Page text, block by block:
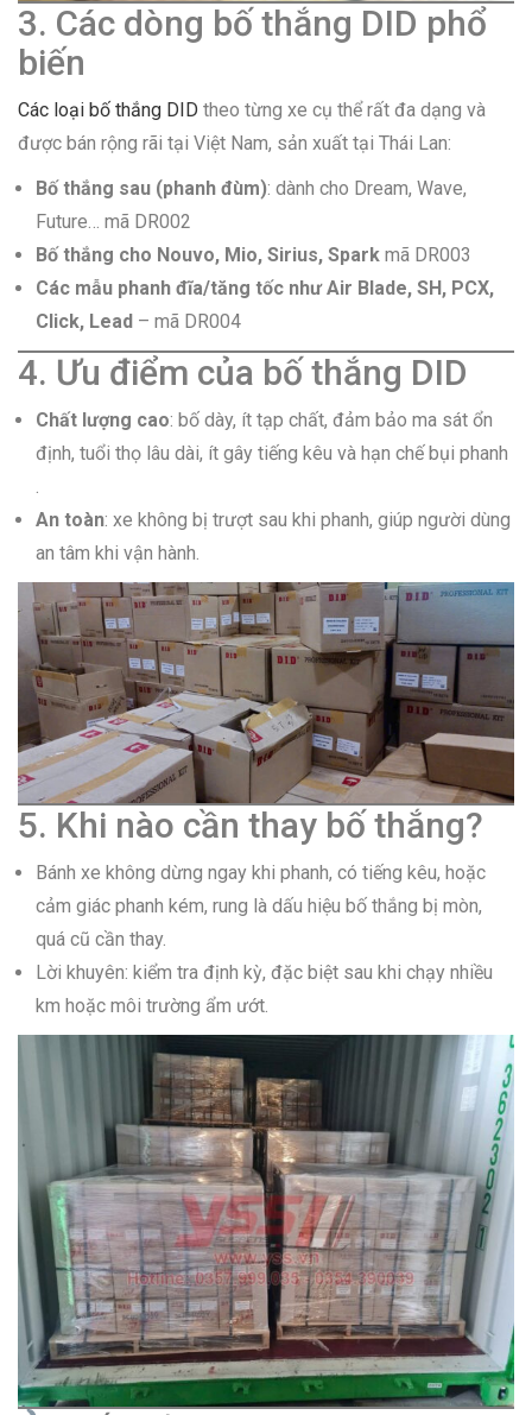
3. Các dòng bố thắng DID phổ
biến
Các loại bố thắng DID theo từng xe cụ thể rất đa dạng và
được bán rộng rãi tại Việt Nam, sản xuất tại Thái Lan:
Bố thắng sau (phanh đùm): dành cho Dream, Wave,
Future… mã DR002
Bố thắng cho Nouvo, Mio, Sirius, Spark mã DR003
Các mẫu phanh đĩa/tăng tốc như Air Blade, SH, PCX,
Click, Lead – mã DR004
4. Ưu điểm của bố thắng DID
Chất lượng cao: bố dày, ít tạp chất, đảm bảo ma sát ổn
định, tuổi thọ lâu dài, ít gây tiếng kêu và hạn chế bụi phanh
An toàn: xe không bị trượt sau khi phanh, giúp người dùng
an tâm khi vận hành.
5. Khi nào cần thay bố thắng?
Bánh xe không dừng ngay khi phanh, có tiếng kêu, hoặc
cảm giác phanh kém, rung là dấu hiệu bố thắng bị mòn,
quá cũ cần thay.
Lời khuyên: kiểm tra định kỳ, đặc biệt sau khi chạy nhiều
km hoặc môi trường ẩm ướt.